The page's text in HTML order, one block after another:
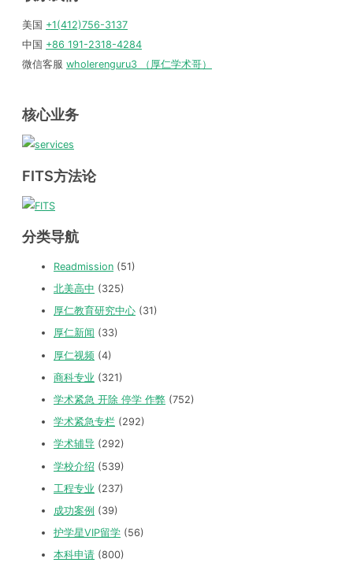
美国 +1(412)756-3137
中国 +86 191-2318-4284
微信客服 wholerenguru3 （厚仁学术哥）
核心业务
FITS方法论
分类导航
Readmission (51)
北美高中 (325)
厚仁教育研究中心 (31)
厚仁新闻 (33)
厚仁视频 (4)
商科专业 (321)
学术紧急 开除 停学 作弊 (752)
学术紧急专栏 (292)
学术辅导 (292)
学校介绍 (539)
工程专业 (237)
成功案例 (39)
护学星VIP留学 (56)
本科申请 (800)